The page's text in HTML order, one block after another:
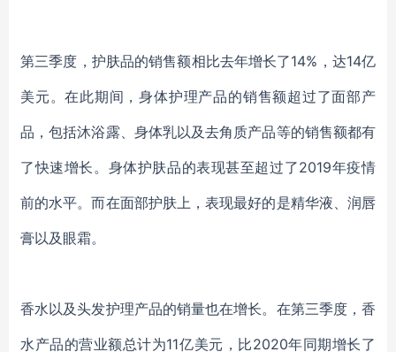
第三季度，护肤品的销售额相比去年增长了14%，达14亿
美元。在此期间，身体护理产品的销售额超过了面部产
品，包括沐浴露、身体乳以及去角质产品等的销售额都有
了快速增长。身体护肤品的表现甚至超过了2019年疫情
前的水平。而在面部护肤上 ，表现最好的是精华液、润唇
膏以及眼霜。
香水以及头发护理产品的销量也在增长。在第三季度，香
水产品的营业额总计为11亿美元，比2020年同期增长了